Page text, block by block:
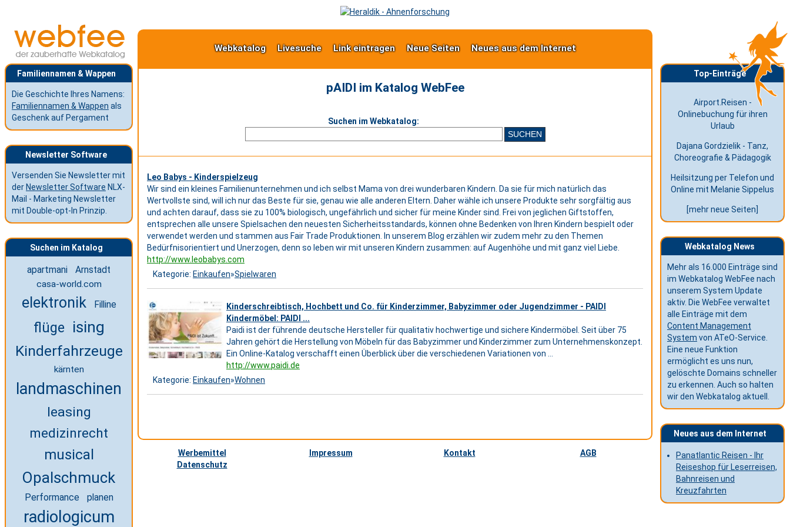
Familiennamen & Wappen
Die Geschichte Ihres Namens:
Familiennamen & Wappen als
Geschenk auf Pergament
Newsletter Software
Versenden Sie Newsletter mit
der Newsletter Software NLX-
Mail - Marketing Newsletter
mit Double-opt-In Prinzip.
Suchen im Katalog
apartmani
Arnstadt
casa-world.com
elektronik Filline
flüge ising
Kinderfahrzeuge
kärnten
landmaschinen
leasing
medizinrecht
musical
Opalschmuck
Performance planen
radiologicum
Webkatalog Livesuche Link eintragen Neue Seiten Neues aus dem Internet
pAIDI im Katalog WebFee
Suchen im Webkatalog:
Leo Babys - Kinderspielzeug
Wir sind ein kleines Familienunternehmen und ich selbst Mama von drei wunderbaren Kindern. Da sie für mich natürlich das
Wertvollste sind, will ich nur das Beste für sie, genau wie alle anderen Eltern. Daher wähle ich unsere Produkte sehr sorgfältig aus
und achten darauf, dass sie zu 100% biologisch, ungefährlich und sicher für meine Kinder sind. Frei von jeglichen Giftstoffen,
entsprechen alle unsere Spielsachen den neuesten Sicherheitsstandards, können ohne Bedenken von Ihren Kindern bespielt oder
verwendet werden und stammen aus Fair Trade Produktionen. In unserem Blog erzählen wir zudem mehr zu den Themen
Bedürfnisorientiert und Unerzogen, denn so leben wir mit unseren Kindern zusammen: auf Augenhöhe und mit ganz viel Liebe.
http://www.leobabys.com
Kategorie: Einkaufen»Spielwaren
Kinderschreibtisch, Hochbett und Co. für Kinderzimmer, Babyzimmer oder Jugendzimmer - PAIDI
Kindermöbel: PAIDI ...
Paidi ist der führende deutsche Hersteller für qualitativ hochwertige und sichere Kindermöbel. Seit über 75
Jahren gehört die Herstellung von Möbeln für das Babyzimmer und Kinderzimmer zum Unternehmenskonzept.
Ein Online-Katalog verschafft einen Überblick über die verschiedenen Variationen von ...
http://www.paidi.de
Kategorie: Einkaufen»Wohnen
Werbemittel Impressum Kontakt
AGB
Datenschutz
Top-Einträge
Airport.Reisen -
Onlinebuchung für ihren
Urlaub
Dajana Gordzielik - Tanz,
Choreografie & Pädagogik
Heilsitzung per Telefon und
Online mit Melanie Sippelus
[mehr neue Seiten]
Webkatalog News
Mehr als 16.000 Einträge sind
im Webkatalog WebFee nach
unserem System Update
aktiv. Die WebFee verwaltet
alle Einträge mit dem
Content Management
System von ATeO-Service.
Eine neue Funktion
ermöglicht es uns nun,
gelöschte Domains schneller
zu erkennen. Auch so halten
wir den Webkatalog aktuell.
Neues aus dem Internet
Panatlantic Reisen - Ihr
Reiseshop für Leserreisen,
Bahnreisen und
Kreuzfahrten